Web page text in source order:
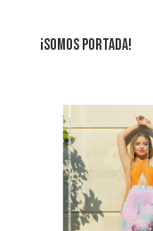
¡SOMOS PORTADA!